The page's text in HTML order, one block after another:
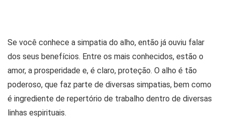
Se você conhece a simpatia do alho, então já ouviu falar
dos seus benefícios. Entre os mais conhecidos, estão o
amor, a prosperidade e, é claro, proteção. O alho é tão
poderoso, que faz parte de diversas simpatias, bem como
é ingrediente de repertório de trabalho dentro de diversas
linhas espirituais.